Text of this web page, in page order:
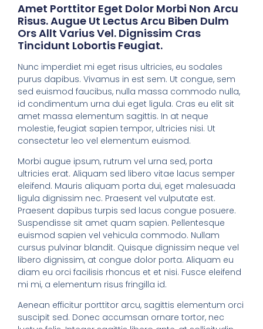
Amet Porttitor Eget Dolor Morbi Non Arcu
Risus. Augue Ut Lectus Arcu Biben Dulm
Ors Allt Varius Vel. Dignissim Cras
Tincidunt Lobortis Feugiat.
Nunc imperdiet mi eget risus ultricies, eu sodales
purus dapibus. Vivamus in est sem. Ut congue, sem
sed euismod faucibus, nulla massa commodo nulla,
id condimentum urna dui eget ligula. Cras eu elit sit
amet massa elementum sagittis. In at neque
molestie, feugiat sapien tempor, ultricies nisi. Ut
consectetur leo vel elementum euismod.
Morbi augue ipsum, rutrum vel urna sed, porta
ultricies erat. Aliquam sed libero vitae lacus semper
eleifend. Mauris aliquam porta dui, eget malesuada
ligula dignissim nec. Praesent vel vulputate est.
Praesent dapibus turpis sed lacus congue posuere.
Suspendisse sit amet quam sapien. Pellentesque
euismod sapien vel vehicula commodo. Nullam
cursus pulvinar blandit. Quisque dignissim neque vel
libero dignissim, at congue dolor porta. Aliquam eu
diam eu orci facilisis rhoncus et et nisi. Fusce eleifend
mi mi, a elementum risus fringilla id.
Aenean efficitur porttitor arcu, sagittis elementum orci
suscipit sed. Donec accumsan ornare tortor, nec